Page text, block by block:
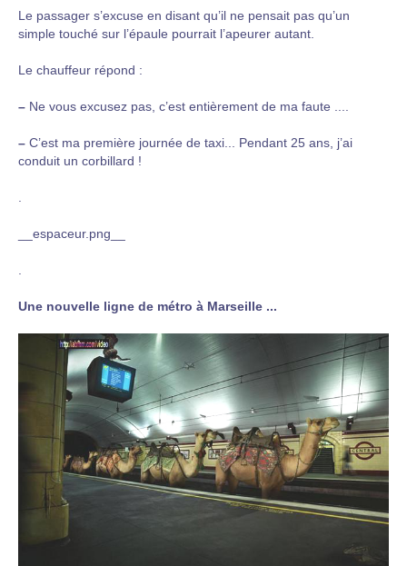
Le passager s’excuse en disant qu’il ne pensait pas qu’un
simple touché sur l’épaule pourrait l’apeurer autant.
Le chauffeur répond :
– Ne vous excusez pas, c’est entièrement de ma faute ....
– C’est ma première journée de taxi... Pendant 25 ans, j’ai
conduit un corbillard !
__espaceur.png__
Une nouvelle ligne de métro à Marseille ...